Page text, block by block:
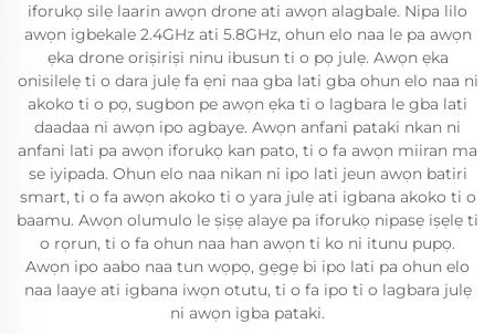
iforukọ silẹ laarin awọn drone ati awọn alagbale. Nipa lilo
awọn igbekale 2.4GHz ati 5.8GHz, ohun elo naa le pa awọn
ẹka drone oriṣiriṣi ninu ibusun ti o pọ julẹ. Awọn ẹka
onisilelẹ ti o dara julẹ fa ẹni naa gba lati gba ohun elo naa ni
akoko ti o pọ, sugbon pe awọn ẹka ti o lagbara le gba lati
daadaa ni awọn ipo agbaye. Awọn anfani pataki nkan ni
anfani lati pa awọn iforukọ kan pato, ti o fa awọn miiran ma
se iyipada. Ohun elo naa nikan ni ipo lati jeun awọn batiri
smart, ti o fa awọn akoko ti o yara julẹ ati igbana akoko ti o
baamu. Awọn olumulo le ṣiṣẹ alaye pa iforukọ nipasẹ iṣẹlẹ ti
o rọrun, ti o fa ohun naa han awọn ti ko ni itunu pupọ.
Awọn ipo aabo naa tun wọpọ, gẹgẹ bi ipo lati pa ohun elo
naa laaye ati igbana iwọn otutu, ti o fa ipo ti o lagbara julẹ
ni awọn igba pataki.